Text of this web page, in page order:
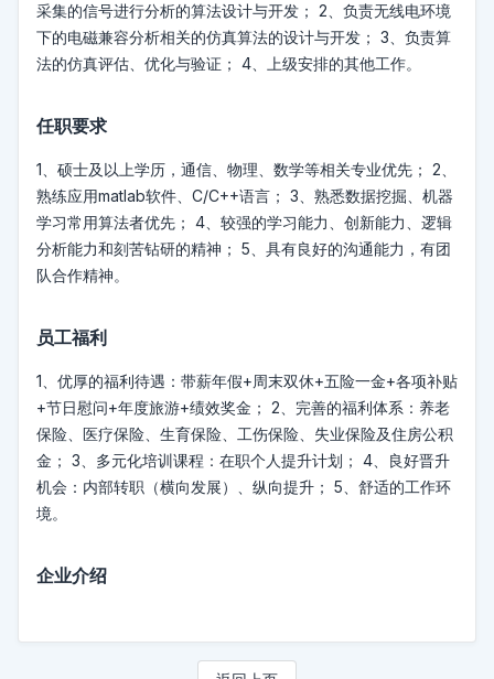
采集的信号进行分析的算法设计与开发； 2、负责无线电环境
下的电磁兼容分析相关的仿真算法的设计与开发； 3、负责算
法的仿真评估、优化与验证； 4、上级安排的其他工作。
任职要求
1、硕士及以上学历，通信、物理、数学等相关专业优先； 2、
熟练应用matlab软件、C/C++语言； 3、熟悉数据挖掘、机器
学习常用算法者优先； 4、较强的学习能力、创新能力、逻辑
分析能力和刻苦钻研的精神； 5、具有良好的沟通能力，有团
队合作精神。
员工福利
1、优厚的福利待遇：带薪年假+周末双休+五险一金+各项补贴
+节日慰问+年度旅游+绩效奖金； 2、完善的福利体系：养老
保险、医疗保险、生育保险、工伤保险、失业保险及住房公积
金； 3、多元化培训课程：在职个人提升计划； 4、良好晋升
机会：内部转职（横向发展）、纵向提升； 5、舒适的工作环
境。
企业介绍